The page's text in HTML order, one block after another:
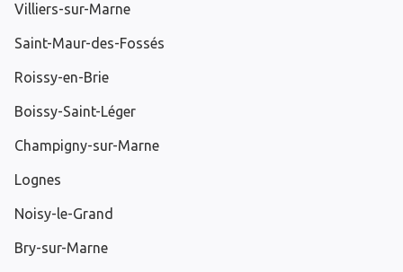
Villiers-sur-Marne
Saint-Maur-des-Fossés
Roissy-en-Brie
Boissy-Saint-Léger
Champigny-sur-Marne
Lognes
Noisy-le-Grand
Bry-sur-Marne